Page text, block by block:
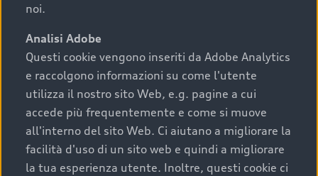
acquistare un’auto usata, oltre al prezzo e all'aspetto,
chilometraggio: un valore contenuto corrisponde a
uno stato migliore del veicolo e a una maggiore
durata nel tempo;
cronologia dei tagliandi: una documentazione
completa della vettura certifica una manutenzione
costante e accurata;
noi.
Analisi Adobe
Questi cookie vengono inseriti da Adobe Analytics
e raccolgono informazioni su come l'utente
utilizza il nostro sito Web, e.g. pagine a cui
accede più frequentemente e come si muove
all'interno del sito Web. Ci aiutano a migliorare la
facilità d'uso di un sito web e quindi a migliorare
la tua esperienza utente. Inoltre, questi cookie ci